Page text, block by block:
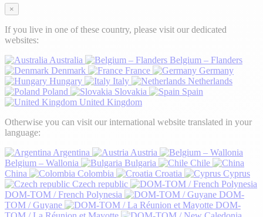
×
If you live in one of these country, please visit our dedicated
websites:
Australia
Belgium – Flanders
Denmark
France
Germany
Hungary
Italy
Netherlands
Poland
Slovakia
Spain
United Kingdom
Otherwise you can visit our international website translated in your
language:
Argentina
Austria
Belgium – Wallonia
Bulgaria
Chile
China
Colombia Croatia
Cyprus
Czech republic
DOM-TOM / French Polynesia
DOM-
TOM / Guyane
DOM-